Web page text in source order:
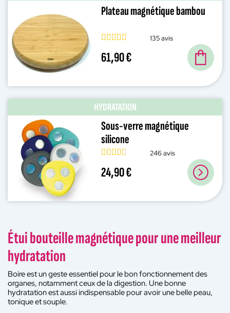
Plateau magnétique bambou
135 avis
61,90 €
HYDRATATION
Sous-verre magnétique
silicone
246 avis
24,90 €
Étui bouteille magnétique pour une meilleur
hydratation
Boire est un geste essentiel pour le bon fonctionnement des
organes, notamment ceux de la digestion. Une bonne
hydratation est aussi indispensable pour avoir une belle peau,
tonique et souple.